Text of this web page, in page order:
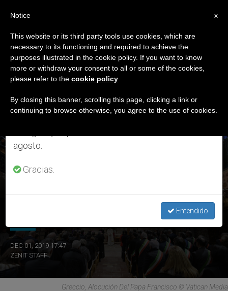
ETIQUETA
Posts Tagged ‘El
Pesebre’
ÚLTIMAS NOTICIAS
El pesebre, una señal de que Dios «nunca nos deja solos»
DEC 01, 2019 17:47
ZENIT STAFF
Greccio, Alocución Del Papa Francisco © Vatican Media
×
Aviso importante
Del 27 de julio al 7 de agosto haremos la pausa
anual, aprovechando que en el periodo de verano
se generan menos informaciones y también el
agosto.
Gracias.
Entendido
x
Notice
This website or its third party tools use cookies, which are
necessary to its functioning and required to achieve the
purposes illustrated in the cookie policy. If you want to know
more or withdraw your consent to all or some of the cookies,
please refer to the cookie policy
By closing this banner, scrolling this page, clicking a link or
continuing to browse otherwise, you agree to the use of cookies.